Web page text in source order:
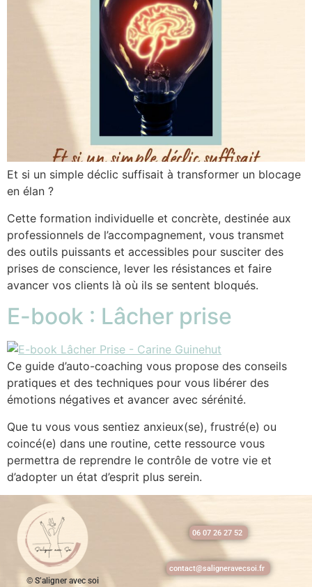
Et si un simple déclic suffisait à transformer un blocage
en élan ?
Cette formation individuelle et concrète, destinée aux
professionnels de l’accompagnement, vous transmet
des outils puissants et accessibles pour susciter des
prises de conscience, lever les résistances et faire
avancer vos clients là où ils se sentent bloqués.
E-book : Lâcher prise
Ce guide d’auto-coaching vous propose des conseils
pratiques et des techniques pour vous libérer des
émotions négatives et avancer avec sérénité.
Que tu vous vous sentiez anxieux(se), frustré(e) ou
coincé(e) dans une routine, cette ressource vous
permettra de reprendre le contrôle de votre vie et
d’adopter un état d’esprit plus serein.
© S’aligner avec soi
06 07 26 27 52
contact@saligneravecsoi.fr